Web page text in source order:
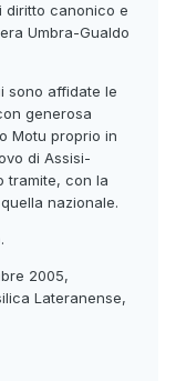
diritto canonico e
Umbra-Gualdo
sono affidate le
generosa
Motu proprio in
di Assisi-
tramite, con la
nazionale.
2005,
Lateranense,